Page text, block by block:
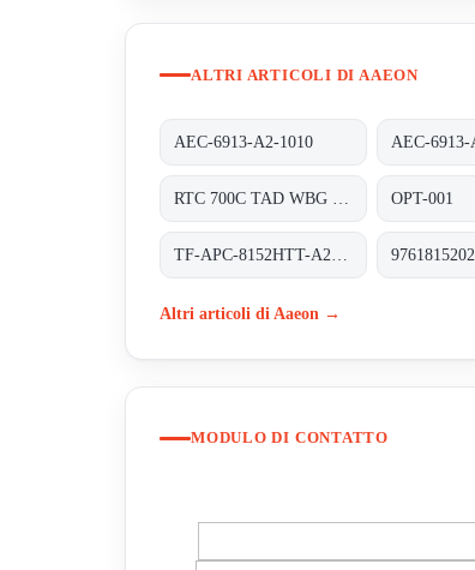
ALTRI ARTICOLI DI AAEON
AEC-6913-A2-1010
OPT-001
9761815202
Altri articoli di Aaeon →
MODULO DI CONTATTO